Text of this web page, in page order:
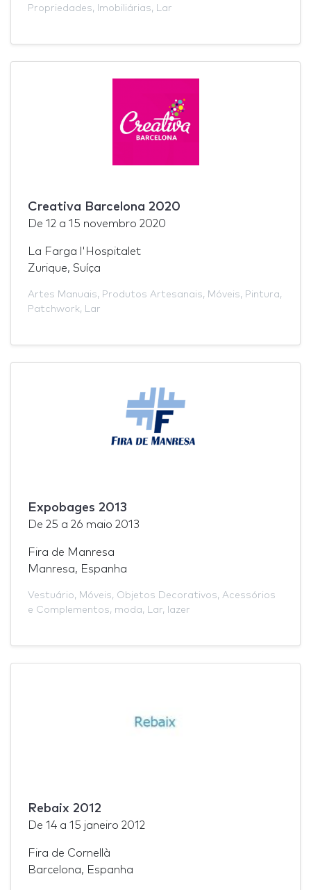
Propriedades, Imobiliárias, Lar
Creativa Barcelona 2020
De 12 a 15 novembro 2020
La Farga l'Hospitalet
Zurique, Suíça
Artes Manuais, Produtos Artesanais, Móveis, Pintura,
Patchwork, Lar
Expobages 2013
De 25 a 26 maio 2013
Fira de Manresa
Manresa, Espanha
Vestuário, Móveis, Objetos Decorativos, Acessórios
e Complementos, moda, Lar, lazer
Rebaix 2012
De 14 a 15 janeiro 2012
Fira de Cornellà
Barcelona, Espanha